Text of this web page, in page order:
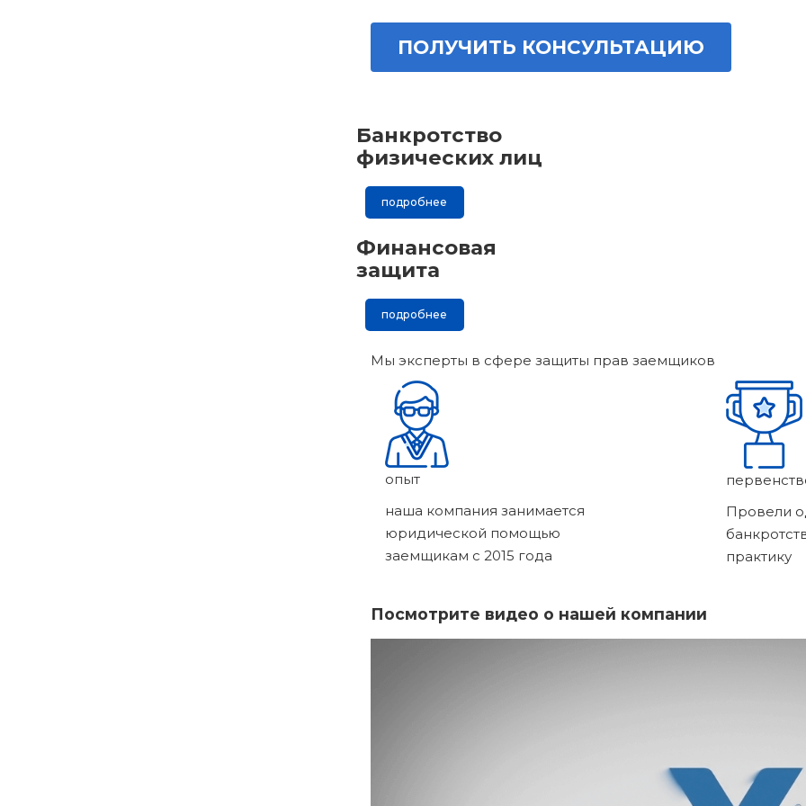
ПОЛУЧИТЬ КОНСУЛЬТАЦИЮ
Банкротство
физических лиц
подробнее
Финансовая
защита
подробнее
Мы эксперты в сфере защиты прав заемщиков
опыт
наша компания занимается
юридической помощью
заемщикам с 2015 года
Провели
практику
Посмотрите видео о нашей компании